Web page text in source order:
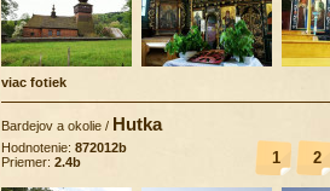
viac fotiek
Bardejov a okolie / Hutka
1 2
Hodnotenie: 872012b
Priemer: 2.4b